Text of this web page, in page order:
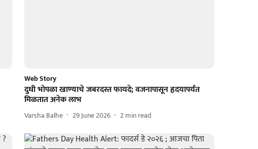
Web Story
दुधी भोपळा खाण्याचे जबरदस्त फायदे; वजनापासून हृदयापर्यंत
मिळतात अनेक लाभ
Varsha Balhe 29 June 2026 2min read